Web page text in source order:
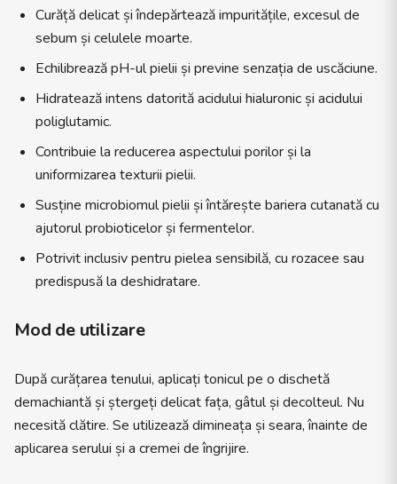
Curăță delicat și îndepărtează impuritățile, excesul de
sebum și celulele moarte.
Echilibrează pH-ul pielii și previne senzația de uscăciune.
Hidratează intens datorită acidului hialuronic și acidului
poliglutamic.
Contribuie la reducerea aspectului porilor și la
uniformizarea texturii pielii.
Susține microbiomul pielii și întărește bariera cutanată cu
ajutorul probioticelor și fermentelor.
Potrivit inclusiv pentru pielea sensibilă, cu rozacee sau
predispusă la deshidratare.
Mod de utilizare
După curățarea tenului, aplicați tonicul pe o dischetă
demachiantă și ștergeți delicat fața, gâtul și decolteul. Nu
necesită clătire. Se utilizează dimineața și seara, înainte de
aplicarea serului și a cremei de îngrijire.